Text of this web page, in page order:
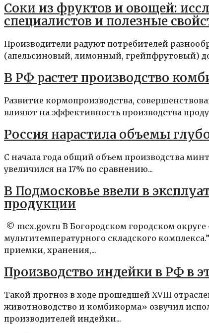
Соки из фруктов и овощей:
специалистов и полезные
Производители радуют потребителей
(апельсиновый, лимонный, грейпфрутовый)
В РФ растет производство
Развитие кормопроизводства,
влияют на эффективность производства
Россия нарастила объемы
С начала года общий объем производства
увеличился на 17% по сравнению...
В Подмосковье ввели в
продукции
© mcx.gov.ru В Богородском городском
мультитемпературного складского
приемки, хранения,...
Производство индейки в РФ в
Такой прогноз в ходе прошедшей XVIII
животноводство и комбикорма» озвучил
производителей индейки...